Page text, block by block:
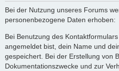
Bei der Nutzung unseres Forums
personenbezogene Daten erhoben:
Bei Benutzung des
angemeldet bist, dein Name und
gespeichert. Bei der Erstellung von
Dokumentationszwecke und zur